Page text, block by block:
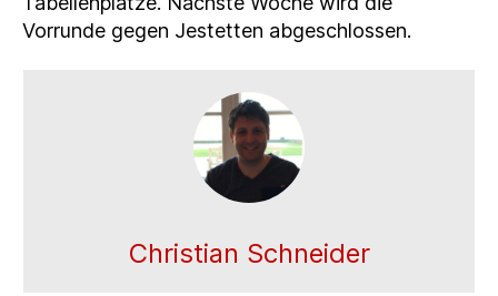
Vorrunde gegen Jestetten abgeschlossen.
Christian Schneider